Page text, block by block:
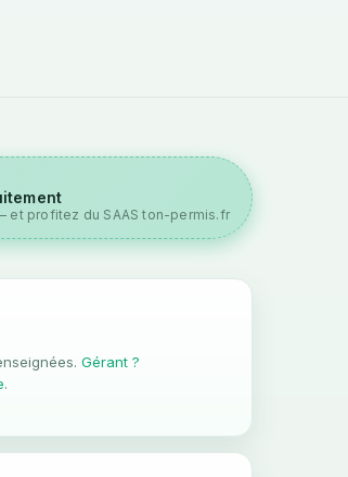
et profitez du SAAS ton-permis.fr
Gérant ?
.